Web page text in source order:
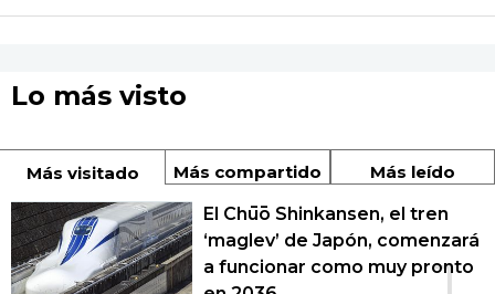
Lo más visto
Más visitado Más compartido Más leído
El Chūō Shinkansen, el tren
‘maglev’ de Japón, comenzará
a funcionar como muy pronto